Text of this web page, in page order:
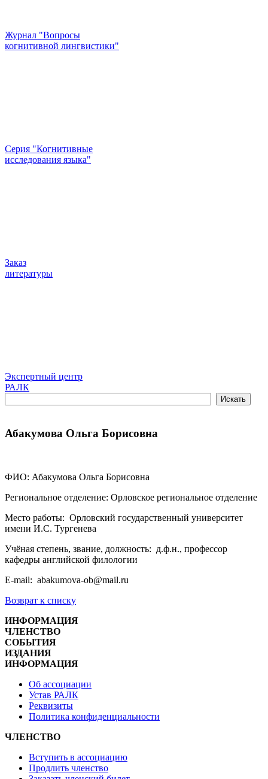
Журнал "Вопросы
когнитивной лингвистики"
Серия "Когнитивные
исследования языка"
Заказ
литературы
Экспертный центр
РАЛК
Абакумова Ольга Борисовна
ФИО: Абакумова Ольга Борисовна
Региональное отделение: Орловское региональное отделение
Место работы: Орловский государственный университет
имени И.С. Тургенева
Учёная степень, звание, должность: д.ф.н., профессор
кафедры английской филологии
E-mail: abakumova-ob@mail.ru
Возврат к списку
ИНФОРМАЦИЯ
ЧЛЕНСТВО
СОБЫТИЯ
ИЗДАНИЯ
ИНФОРМАЦИЯ
Об ассоциации
Устав РАЛК
Реквизиты
Политика конфиденциальности
ЧЛЕНСТВО
Вступить в ассоциацию
Продлить членство